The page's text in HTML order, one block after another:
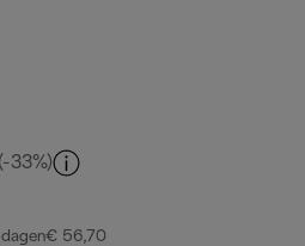
prijs € 84,90
33%)
€ 56,70